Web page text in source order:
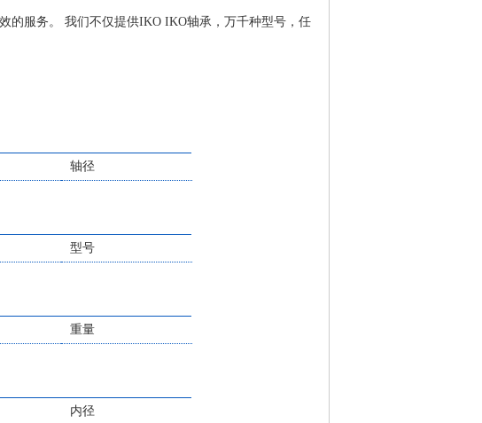
的服务。 我们不仅提供IKO IKO轴承，万千种型号，任
轴径
型号
重量
内径